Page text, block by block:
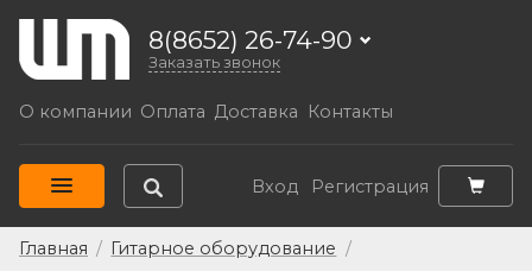
8(8652) 26-74-90
Заказать звонок
О компании Оплата Доставка Контакты
Вход Регистрация
Главная / Гитарное оборудование /